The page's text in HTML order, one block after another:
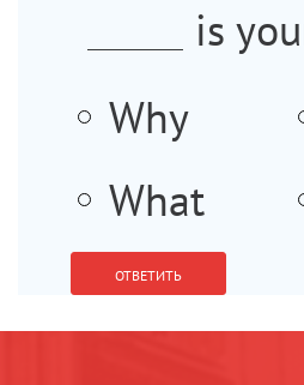
подобрать наиболее
курс именно для Вас.
is
Why
What
ОТВЕТИТЬ